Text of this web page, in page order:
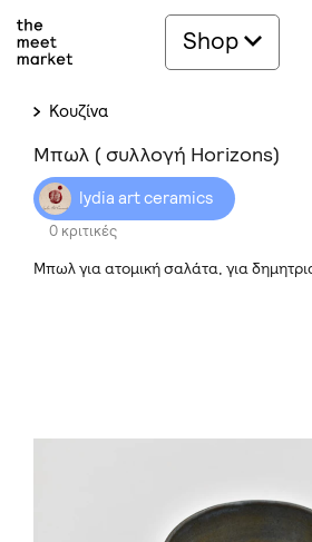
Shop
Κουζίνα
Μπωλ ( συλλογή Horizons)
lydia art ceramics
0 κριτικές
Μπωλ για ατομική σαλάτα, για